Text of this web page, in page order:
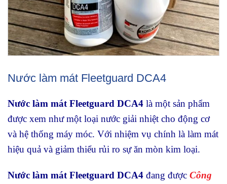
Nước làm mát Fleetguard DCA4
Nước làm mát Fleetguard DCA4 là một sản phẩm
được xem như một loại nước giải nhiệt cho động cơ
và hệ thống máy móc. Với nhiệm vụ chính là làm mát
hiệu quả và giảm thiểu rủi ro sự ăn mòn kim loại.
Nước làm mát Fleetguard DCA4 đang được Công